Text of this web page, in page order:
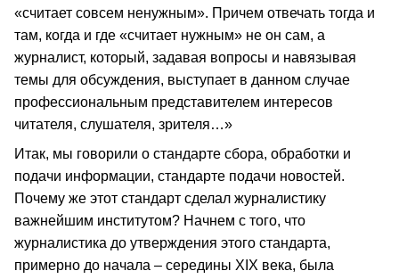
«считает совсем ненужным». Причем отвечать тогда и
там, когда и где «считает нужным» не он сам, а
журналист, который, задавая вопросы и навязывая
темы для обсуждения, выступает в данном случае
профессиональным представителем интересов
читателя, слушателя, зрителя…»
Итак, мы говорили о стандарте сбора, обработки и
подачи информации, стандарте подачи новостей.
Почему же этот стандарт сделал журналистику
важнейшим институтом? Начнем с того, что
журналистика до утверждения этого стандарта,
примерно до начала – середины XIX века, была